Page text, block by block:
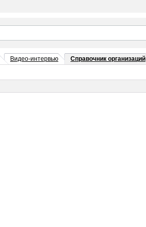
Видео-интервью Справочник организаций